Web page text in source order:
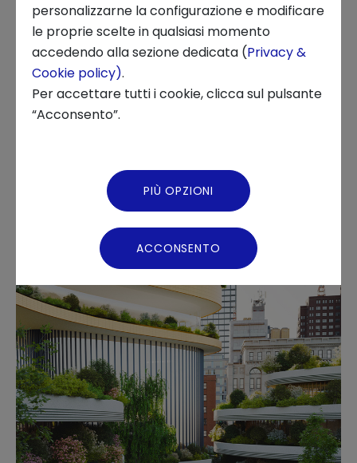
Chi siamo
News ed Eventi
Per affrontare le sfide ambientali
contemporanee sta crescendo l'esigenza di
rinnovare le pratiche costruttive in ottica
sostenibile, con materiali innovativi a guidare
personalizzarne la configurazione e modificare
le proprie scelte in qualsiasi momento
accedendo alla sezione dedicata (Privacy &
Cookie policy).
Per accettare tutti i cookie, clicca sul pulsante
“Acconsento”.
PIÙ OPZIONI
ACCONSENTO